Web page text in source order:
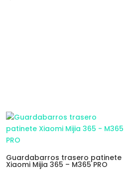
Guardabarros trasero patinete
Xiaomi Mijia 365 – M365 PRO